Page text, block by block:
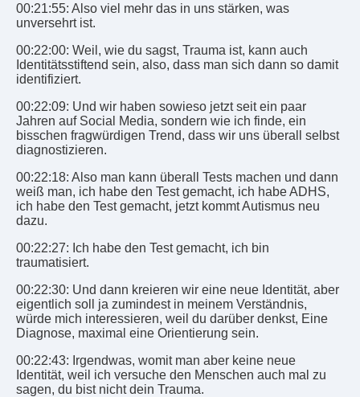
00:21:55: Also viel mehr das in uns stärken, was
unversehrt ist.
00:22:00: Weil, wie du sagst, Trauma ist, kann auch
Identitätsstiftend sein, also, dass man sich dann so damit
identifiziert.
00:22:09: Und wir haben sowieso jetzt seit ein paar
Jahren auf Social Media, sondern wie ich finde, ein
bisschen fragwürdigen Trend, dass wir uns überall selbst
diagnostizieren.
00:22:18: Also man kann überall Tests machen und dann
weiß man, ich habe den Test gemacht, ich habe ADHS,
ich habe den Test gemacht, jetzt kommt Autismus neu
dazu.
00:22:27: Ich habe den Test gemacht, ich bin
traumatisiert.
00:22:30: Und dann kreieren wir eine neue Identität, aber
eigentlich soll ja zumindest in meinem Verständnis,
würde mich interessieren, weil du darüber denkst, Eine
Diagnose, maximal eine Orientierung sein.
00:22:43: Irgendwas, womit man aber keine neue
Identität, weil ich versuche den Menschen auch mal zu
sagen, du bist nicht dein Trauma.